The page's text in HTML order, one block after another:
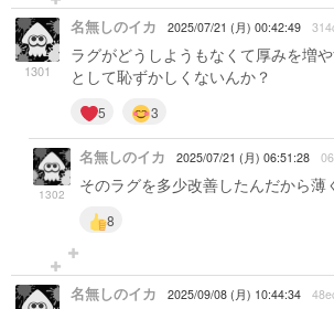
1301
名無しのイカ 2025/07/21 (月) 00:42:49
ラグがどうしようもなくて厚みを増
として恥ずかしくないんか？
5 3
1302
名無しのイカ 2025/07/21 (月) 06:51:28
そのラグを多少改善したんだから薄
8
名無しのイカ 2025/09/08 (月) 10:44:34